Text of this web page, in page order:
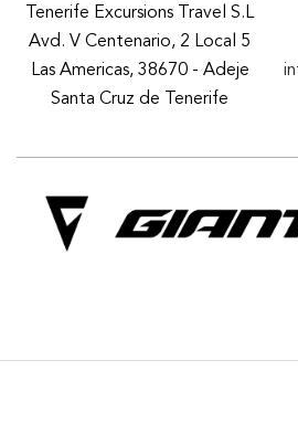
Tenerife Excursions Travel S.L
Avd. V Centenario, 2 Local 5
Las Americas, 38670 - Adeje
Santa Cruz de Tenerife